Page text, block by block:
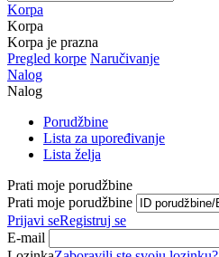
Korpa
Korpa
Korpa je prazna
Pregled korpe Naručivanje
Nalog
Nalog
Porudžbine
Lista za upoređivanje
Lista želja
Prati moje porudžbine
Prati moje porudžbine
Prijavi seRegistruj se
E-mail